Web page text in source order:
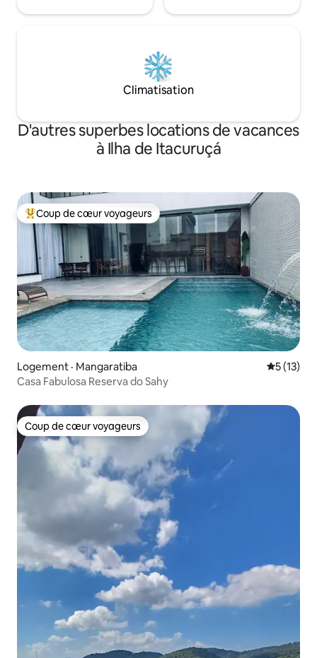
Climatisation
D'autres superbes locations de vacances
à Ilha de Itacuruçá
Coup de cœur voyageurs parmi les plus aimés
Coup de cœur voyageurs
Logement · Mangaratiba Note
5 (13)
Casa Fabulosa Reserva do Sahy
Coup de cœur voyageurs
Coup de cœur voyageurs